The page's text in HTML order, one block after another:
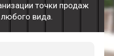
точки продаж
вида.